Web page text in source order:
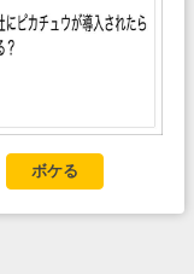
ボケる